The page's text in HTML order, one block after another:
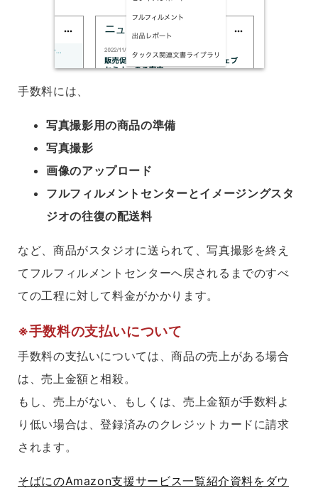
手数料には、
写真撮影用の商品の準備
写真撮影
画像のアップロード
フルフィルメントセンターとイメージングスタ
ジオの往復の配送料
など、商品がスタジオに送られて、写真撮影を終え
てフルフィルメントセンターへ戻されるまでのすべ
ての工程に対して料金がかかります。
※手数料の支払いについて
手数料の支払いについては、商品の売上がある場合
は、売上金額と相殺。
もし、売上がない、もしくは、売上金額が手数料よ
り低い場合は、登録済みのクレジットカードに請求
されます。
そばにのAmazon支援サービス一覧紹介資料をダウ